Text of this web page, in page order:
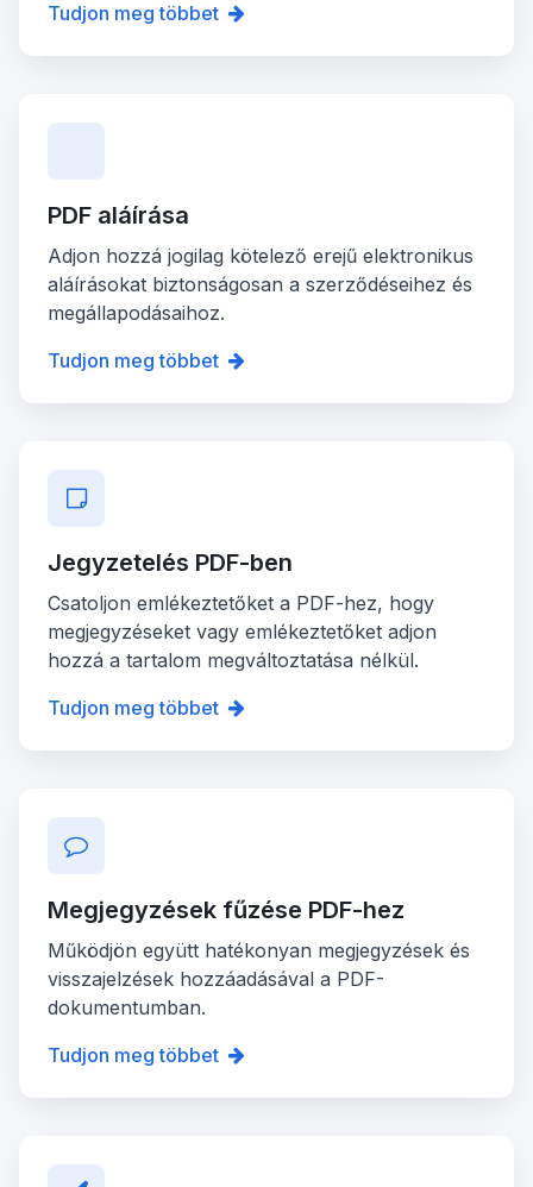
Tudjon meg többet
PDF aláírása
Adjon hozzá jogilag kötelező erejű elektronikus
aláírásokat biztonságosan a szerződéseihez és
megállapodásaihoz.
Tudjon meg többet
Jegyzetelés PDF-ben
Csatoljon emlékeztetőket a PDF-hez, hogy
megjegyzéseket vagy emlékeztetőket adjon
hozzá a tartalom megváltoztatása nélkül.
Tudjon meg többet
Megjegyzések fűzése PDF-hez
Működjön együtt hatékonyan megjegyzések és
visszajelzések hozzáadásával a PDF-
dokumentumban.
Tudjon meg többet